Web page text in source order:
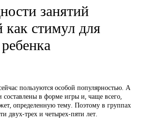
занятий
как стимул для
пользуются особой популярностью. А
составлены в форме игры и, чаще всего,
определенную тему. Поэтому в группах
двух-трех и четырех-пяти лет.